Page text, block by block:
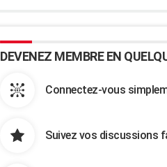
DEVENEZ MEMBRE EN
Connectez-vous
Suivez vos discussions